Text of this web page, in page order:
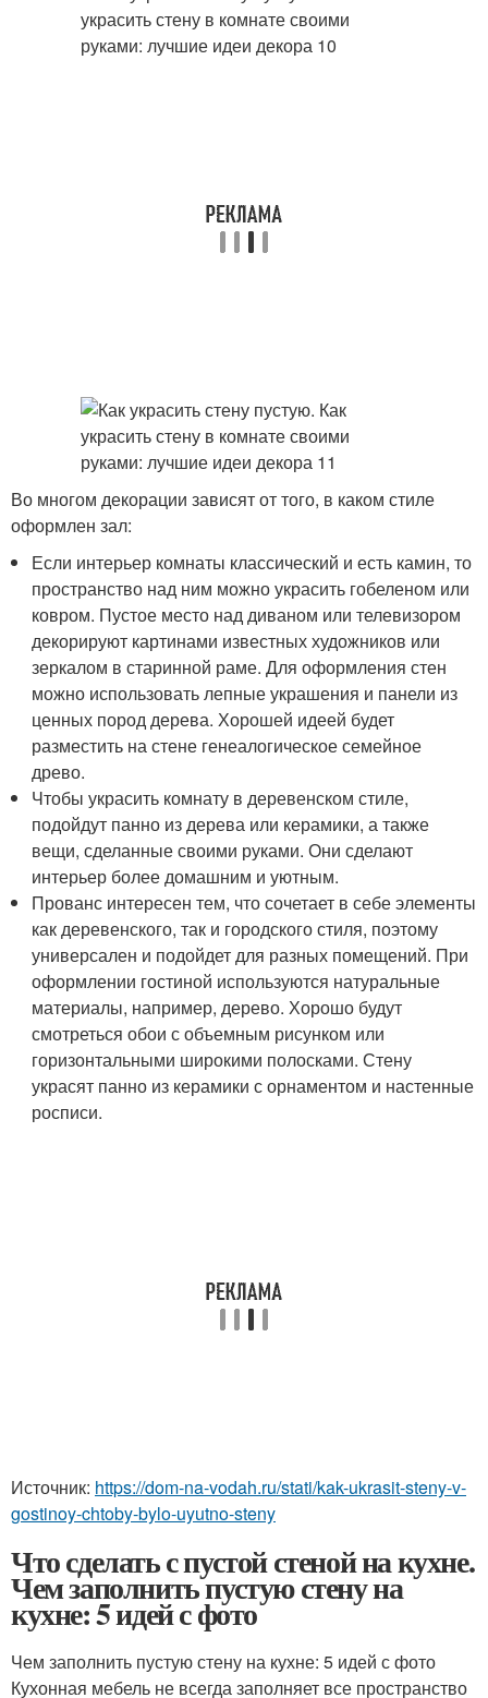
Во многом декорации зависят от того, в каком стиле
оформлен зал:
Если интерьер комнаты классический и есть камин, то
пространство над ним можно украсить гобеленом или
ковром. Пустое место над диваном или телевизором
декорируют картинами известных художников или
зеркалом в старинной раме. Для оформления стен
можно использовать лепные украшения и панели из
ценных пород дерева. Хорошей идеей будет
разместить на стене генеалогическое семейное
древо.
Чтобы украсить комнату в деревенском стиле,
подойдут панно из дерева или керамики, а также
вещи, сделанные своими руками. Они сделают
интерьер более домашним и уютным.
Прованс интересен тем, что сочетает в себе элементы
как деревенского, так и городского стиля, поэтому
универсален и подойдет для разных помещений. При
оформлении гостиной используются натуральные
материалы, например, дерево. Хорошо будут
смотреться обои с объемным рисунком или
горизонтальными широкими полосками. Стену
украсят панно из керамики с орнаментом и настенные
росписи.
Источник: https://dom-na-vodah.ru/stati/kak-ukrasit-steny-v-
gostinoy-chtoby-bylo-uyutno-steny
Что сделать с пустой стеной на кухне.
Чем заполнить пустую стену на
кухне: 5 идей с фото
Чем заполнить пустую стену на кухне: 5 идей с фото
Кухонная мебель не всегда заполняет все пространство